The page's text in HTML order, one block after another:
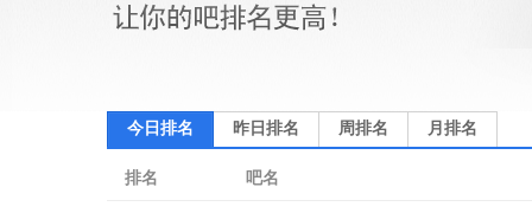
今日排名 昨日排名 周排名 月排名
排名 吧名